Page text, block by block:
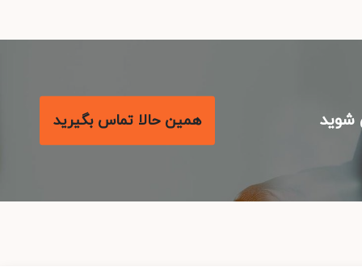
همین حالا تماس بگیرید